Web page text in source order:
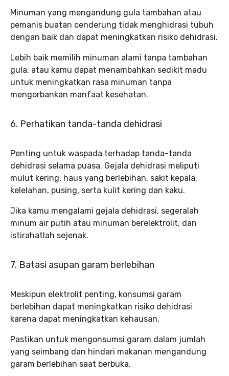
Minuman yang mengandung gula tambahan atau
pemanis buatan cenderung tidak menghidrasi tubuh
dengan baik dan dapat meningkatkan risiko dehidrasi.
Lebih baik memilih minuman alami tanpa tambahan
gula, atau kamu dapat menambahkan sedikit madu
untuk meningkatkan rasa minuman tanpa
mengorbankan manfaat kesehatan.
6. Perhatikan tanda-tanda dehidrasi
Penting untuk waspada terhadap tanda-tanda
dehidrasi selama puasa. Gejala dehidrasi meliputi
mulut kering, haus yang berlebihan, sakit kepala,
kelelahan, pusing, serta kulit kering dan kaku.
Jika kamu mengalami gejala dehidrasi, segeralah
minum air putih atau minuman berelektrolit, dan
istirahatlah sejenak.
7. Batasi asupan garam berlebihan
Meskipun elektrolit penting, konsumsi garam
berlebihan dapat meningkatkan risiko dehidrasi
karena dapat meningkatkan kehausan.
Pastikan untuk mengonsumsi garam dalam jumlah
yang seimbang dan hindari makanan mengandung
garam berlebihan saat berbuka.